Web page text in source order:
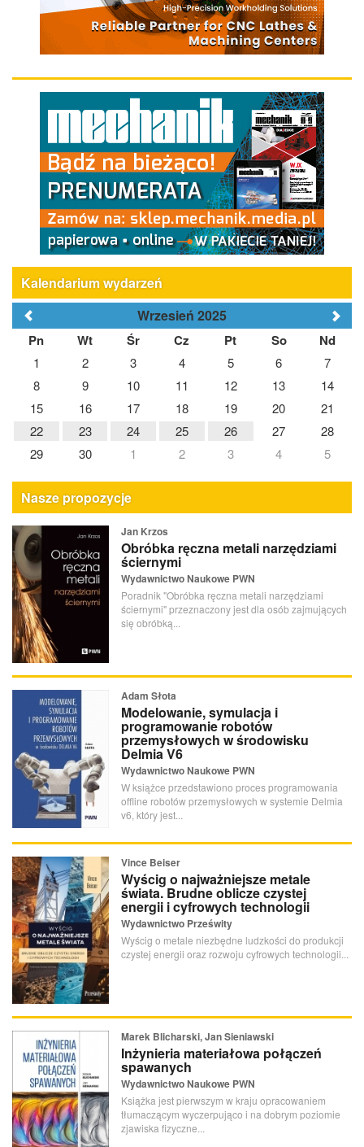
Kalendarium wydarzeń
Wrzesień 2025
Pn Wt Śr Cz Pt So Nd
1 2 3 4 5 6
7
8
9 10 11 12 13
14
15
16 17 18 19 20
21
22
23 24 25 26 27
28
29
30 1 2 3 4 5
Nasze propozycje
Jan Krzos
Obróbka ręczna metali narzędziami
ściernymi
Wydawnictwo Naukowe PWN
Poradnik "Obróbka ręczna metali narzędziami
ściernymi" przeznaczony jest dla osób zajmujących
się obróbką...
Adam Słota
Modelowanie, symulacja i
programowanie robotów
przemysłowych w środowisku
Delmia V6
Wydawnictwo Naukowe PWN
W książce przedstawiono proces programowania
offline robotów przemysłowych w systemie Delmia
v6, który jest...
Vince Beiser
Wyścig o najważniejsze metale
świata. Brudne oblicze czystej
energii i cyfrowych technologii
Wydawnictwo Prześwity
Wyścig o metale niezbędne ludzkości do produkcji
czystej energii oraz rozwoju cyfrowych technologii...
Marek Blicharski, Jan Sieniawski
Inżynieria materiałowa połączeń
spawanych
Wydawnictwo Naukowe PWN
Książka jest pierwszym w kraju opracowaniem
tłumaczącym wyczerpująco i na dobrym poziomie
zjawiska fizyczne...